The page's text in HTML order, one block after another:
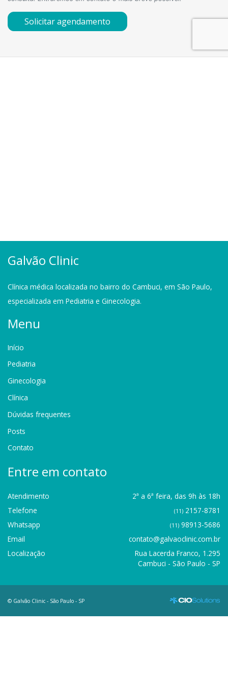
Solicitar agendamento
Galvão Clinic
Clínica médica localizada no bairro do Cambuci, em São Paulo,
especializada em Pediatria e Ginecologia.
Menu
Início
Pediatria
Ginecologia
Clínica
Dúvidas frequentes
Posts
Contato
Entre em contato
Atendimento
2ª a 6ª feira, das 9h às 18h
Telefone
(11)2157-8781
Whatsapp
(11)98913-5686
Email
contato@galvaoclinic.com.br
Localização
Rua Lacerda Franco, 1.295
Cambuci - São Paulo - SP
© Galvão Clinic - São Paulo - SP